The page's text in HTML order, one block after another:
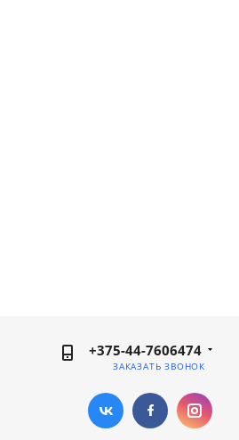
+375-44-7606474
ЗАКАЗАТЬ ЗВОНОК